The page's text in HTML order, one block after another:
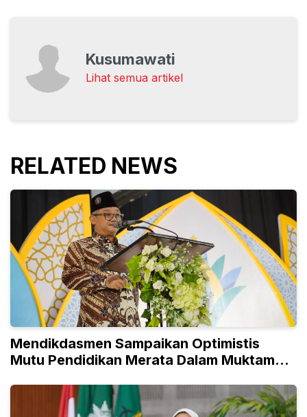
Kusumawati
Lihat semua artikel
RELATED NEWS
Mendikdasmen Sampaikan Optimistis
Mutu Pendidikan Merata Dalam Muktamar